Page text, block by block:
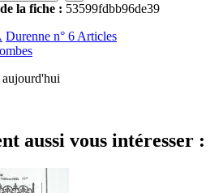
la fiche : 53599fdbb96de39
Durenne n° 6 Articles
aujourd'hui
aussi vous intéresser :